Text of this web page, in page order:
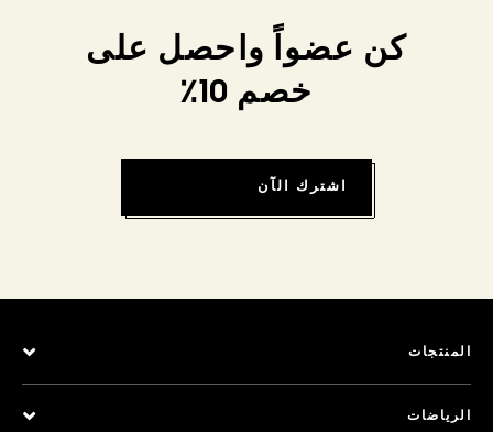
كن عضواً واحصل على
خصم 10٪
اشترك الآن
المنتجات
الرياضات